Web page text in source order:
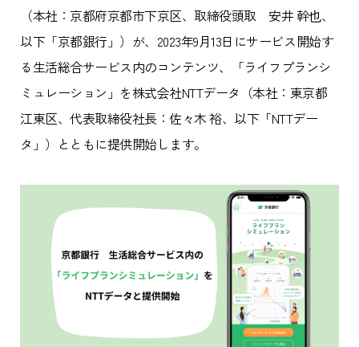
（本社：京都府京都市下京区、取締役頭取 安井 幹也、
以下「京都銀行」）が、2023年9月13日にサービス開始す
る生活総合サービス内のコンテンツ、「ライフプランシ
ミュレーション」を株式会社NTTデータ（本社：東京都
江東区、代表取締役社長：佐々木 裕、以下「NTTデー
タ」）とともに提供開始します。